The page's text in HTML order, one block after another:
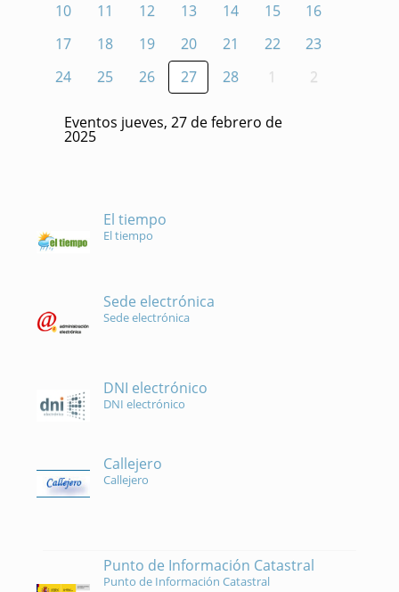
10
11 12 13 14 15
16
17
18 19 20 21 22
23
24
25 26 27 28 1 2
Eventos jueves, 27 de febrero de
2025
El tiempo
El tiempo
Sede electrónica
Sede electrónica
DNI electrónico
DNI electrónico
Callejero
Callejero
Punto de Información Catastral
Punto de Información Catastral